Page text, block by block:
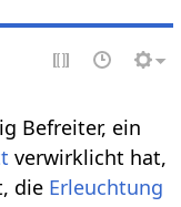
Befreiter, ein
verwirklicht hat,
die Erleuchtung